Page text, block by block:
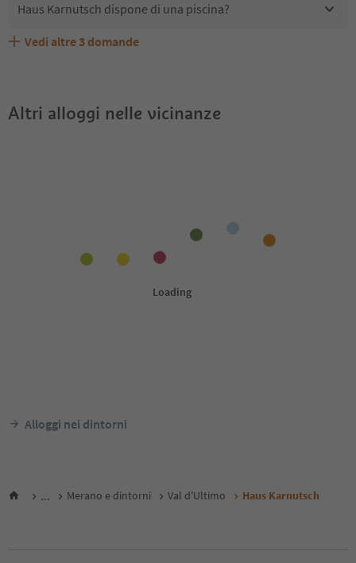
Haus Karnutsch dispone di una piscina?
Haus Karnutsch accetta animali domestici?
Quali servizi/attività sono disponibili presso Haus
Gli ospiti di Haus Karnutsch ricevono l'Alto Adige Guest
Vedi altre 3 domande
Altri alloggi nelle vicinanze
Alloggi nei dintorni
... Merano e dintorni Val d'Ultimo Haus Karnutsch